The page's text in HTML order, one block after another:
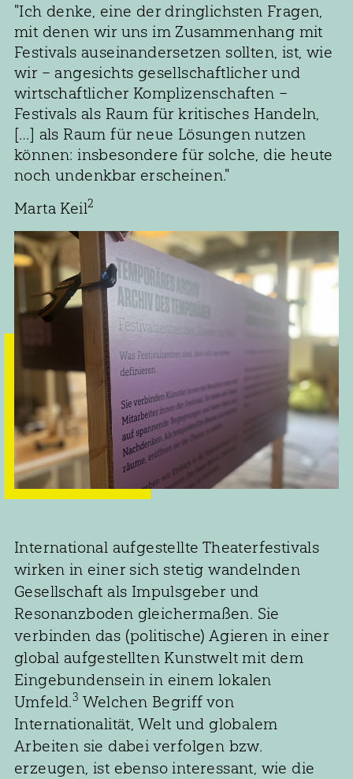
"Ich denke, eine der dringlichsten Fragen,
mit denen wir uns im Zusammenhang mit
Festivals auseinandersetzen sollten, ist, wie
wir – angesichts gesellschaftlicher und
wirtschaftlicher Komplizenschaften –
Festivals als Raum für kritisches Handeln,
[…] als Raum für neue Lösungen nutzen
können: insbesondere für solche, die heute
noch undenkbar erscheinen."
Marta Keil2
International aufgestellte Theaterfestivals
wirken in einer sich stetig wandelnden
Gesellschaft als Impulsgeber und
Resonanzboden gleichermaßen. Sie
verbinden das (politische) Agieren in einer
global aufgestellten Kunstwelt mit dem
Eingebundensein in einem lokalen
Umfeld.3 Welchen Begriff von
Internationalität, Welt und globalem
Arbeiten sie dabei verfolgen bzw.
erzeugen, ist ebenso interessant, wie die